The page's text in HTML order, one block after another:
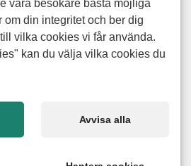
våra besökare bästa möjliga
om din integritet och ber dig
vilka cookies vi får använda.
kan du välja vilka cookies du
Avvisa alla